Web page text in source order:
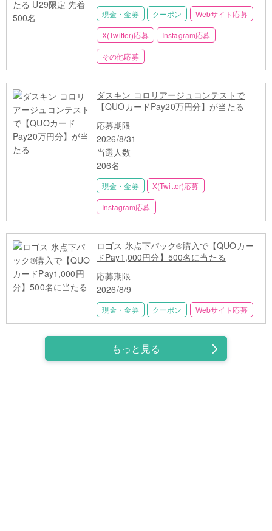
現金・金券 クーポン Webサイト応募
X(Twitter)応募 Instagram応募
その他応募
ダスキン コロリアージュコンテストで
【QUOカードPay20万円分】が当たる
応募期限
2026/8/31
当選人数
206名
現金・金券 X(Twitter)応募
Instagram応募
ロゴス 氷点下パック®購入で【QUOカー
ドPay1,000円分】500名に当たる
応募期限
2026/8/9
現金・金券 クーポン Webサイト応募
もっと見る